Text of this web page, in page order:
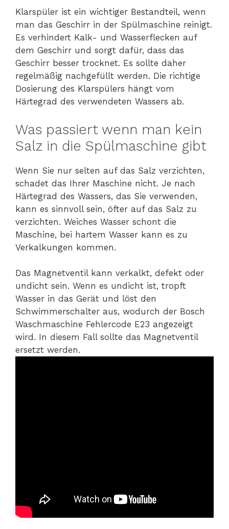
Klarspüler ist ein wichtiger Bestandteil, wenn
man das Geschirr in der Spülmaschine reinigt.
Es verhindert Kalk- und Wasserflecken auf
dem Geschirr und sorgt dafür, dass das
Geschirr besser trocknet. Es sollte daher
regelmäßig nachgefüllt werden. Die richtige
Dosierung des Klarspülers hängt vom
Härtegrad des verwendeten Wassers ab.
Was passiert wenn man kein
Salz in die Spülmaschine gibt
Wenn Sie nur selten auf das Salz verzichten,
schadet das Ihrer Maschine nicht. Je nach
Härtegrad des Wassers, das Sie verwenden,
kann es sinnvoll sein, öfter auf das Salz zu
verzichten. Weiches Wasser schont die
Maschine, bei hartem Wasser kann es zu
Verkalkungen kommen.
Das Magnetventil kann verkalkt, defekt oder
undicht sein. Wenn es undicht ist, tropft
Wasser in das Gerät und löst den
Schwimmerschalter aus, wodurch der Bosch
Waschmaschine Fehlercode E23 angezeigt
wird. In diesem Fall sollte das Magnetventil
ersetzt werden.